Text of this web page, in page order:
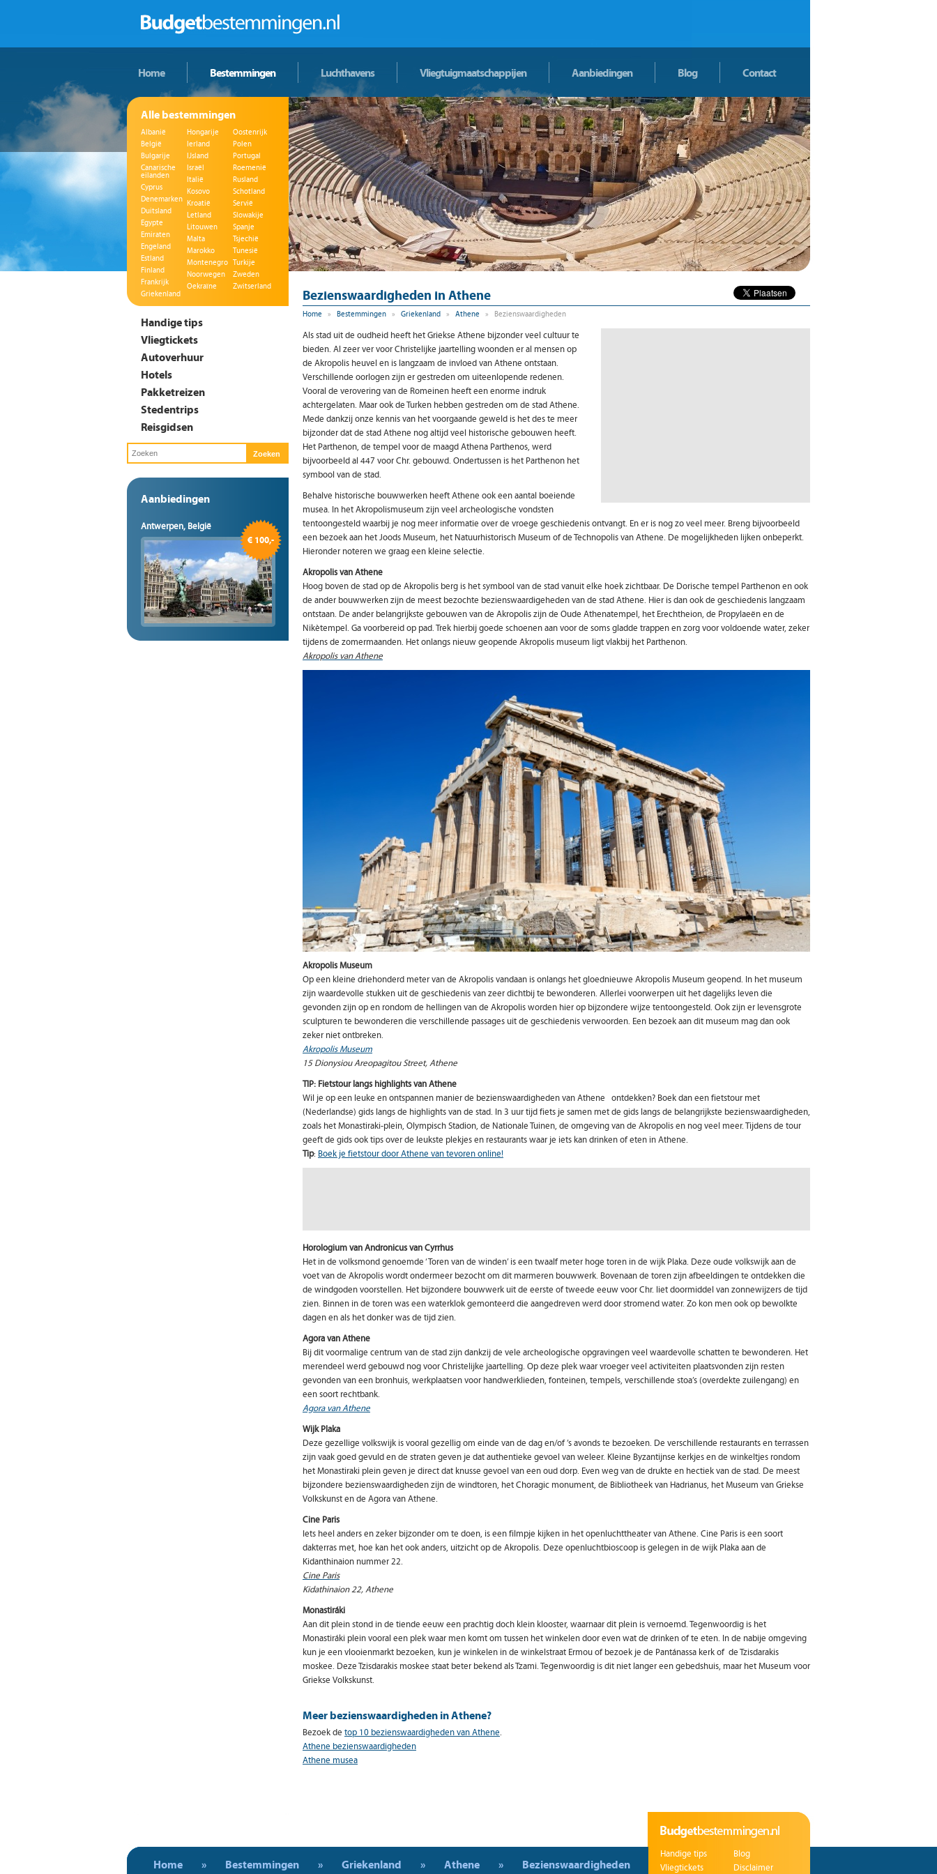
Home Bestemmingen Luchthavens Vliegtuigmaatschappijen Aanbiedingen Blog Contact
Alle bestemmingen
Albanië
België
Bulgarije
Canarische
eilanden
Cyprus
Denemarken
Duitsland
Egypte
Emiraten
Engeland
Estland
Finland
Frankrijk
Griekenland
Hongarije
Ierland
IJsland
Israël
Italië
Kosovo
Kroatië
Letland
Litouwen
Malta
Marokko
Montenegro
Noorwegen
Oekraïne
Oostenrijk
Polen
Portugal
Roemenië
Rusland
Schotland
Servië
Slowakije
Spanje
Tsjechië
Tunesië
Turkije
Zweden
Zwitserland
Handige tips
Vliegtickets
Autoverhuur
Hotels
Pakketreizen
Stedentrips
Reisgidsen
Aanbiedingen
Antwerpen, België
€ 100,-
Bezienswaardigheden in Athene
Home » Bestemmingen » Griekenland » Athene » Bezienswaardigheden
Als stad uit de oudheid heeft het Griekse Athene bijzonder veel cultuur te
bieden. Al zeer ver voor Christelijke jaartelling woonden er al mensen op
de Akropolis heuvel en is langzaam de invloed van Athene ontstaan.
Verschillende oorlogen zijn er gestreden om uiteenlopende redenen.
Vooral de verovering van de Romeinen heeft een enorme indruk
achtergelaten. Maar ook de Turken hebben gestreden om de stad Athene.
Mede dankzij onze kennis van het voorgaande geweld is het des te meer
bijzonder dat de stad Athene nog altijd veel historische gebouwen heeft.
Het Parthenon, de tempel voor de maagd Athena Parthenos, werd
bijvoorbeeld al 447 voor Chr. gebouwd. Ondertussen is het Parthenon het
symbool van de stad.
Behalve historische bouwwerken heeft Athene ook een aantal boeiende
musea. In het Akropolismuseum zijn veel archeologische vondsten
tentoongesteld waarbij je nog meer informatie over de vroege geschiedenis ontvangt. En er is nog zo veel meer. Breng bijvoorbeeld
een bezoek aan het Joods Museum, het Natuurhistorisch Museum of de Technopolis van Athene. De mogelijkheden lijken onbeperkt.
Hieronder noteren we graag een kleine selectie.
Akropolis van Athene
Hoog boven de stad op de Akropolis berg is het symbool van de stad vanuit elke hoek zichtbaar. De Dorische tempel Parthenon en ook
de ander bouwwerken zijn de meest bezochte bezienswaardigeheden van de stad Athene. Hier is dan ook de geschiedenis langzaam
ontstaan. De ander belangrijkste gebouwen van de Akropolis zijn de Oude Athenatempel, het Erechtheion, de Propylaeën en de
Nikètempel. Ga voorbereid op pad. Trek hierbij goede schoenen aan voor de soms gladde trappen en zorg voor voldoende water, zeker
tijdens de zomermaanden. Het onlangs nieuw geopende Akropolis museum ligt vlakbij het Parthenon.
Akropolis van Athene
Akropolis Museum
Op een kleine driehonderd meter van de Akropolis vandaan is onlangs het gloednieuwe Akropolis Museum geopend. In het museum
zijn waardevolle stukken uit de geschiedenis van zeer dichtbij te bewonderen. Allerlei voorwerpen uit het dagelijks leven die
gevonden zijn op en rondom de hellingen van de Akropolis worden hier op bijzondere wijze tentoongesteld. Ook zijn er levensgrote
sculpturen te bewonderen die verschillende passages uit de geschiedenis verwoorden. Een bezoek aan dit museum mag dan ook
zeker niet ontbreken.
Akropolis Museum
15 Dionysiou Areopagitou Street, Athene
TIP: Fietstour langs highlights van Athene
Wil je op een leuke en ontspannen manier de bezienswaardigheden van Athene ontdekken? Boek dan een fietstour met
(Nederlandse) gids langs de highlights van de stad. In 3 uur tijd fiets je samen met de gids langs de belangrijkste bezienswaardigheden,
zoals het Monastiraki-plein, Olympisch Stadion, de Nationale Tuinen, de omgeving van de Akropolis en nog veel meer. Tijdens de tour
geeft de gids ook tips over de leukste plekjes en restaurants waar je iets kan drinken of eten in Athene.
Tip: Boek je fietstour door Athene van tevoren online!
Horologium van Andronicus van Cyrrhus
Het in de volksmond genoemde ‘Toren van de winden’ is een twaalf meter hoge toren in de wijk Plaka. Deze oude volkswijk aan de
voet van de Akropolis wordt ondermeer bezocht om dit marmeren bouwwerk. Bovenaan de toren zijn afbeeldingen te ontdekken die
de windgoden voorstellen. Het bijzondere bouwwerk uit de eerste of tweede eeuw voor Chr. liet doormiddel van zonnewijzers de tijd
zien. Binnen in de toren was een waterklok gemonteerd die aangedreven werd door stromend water. Zo kon men ook op bewolkte
dagen en als het donker was de tijd zien.
Agora van Athene
Bij dit voormalige centrum van de stad zijn dankzij de vele archeologische opgravingen veel waardevolle schatten te bewonderen. Het
merendeel werd gebouwd nog voor Christelijke jaartelling. Op deze plek waar vroeger veel activiteiten plaatsvonden zijn resten
gevonden van een bronhuis, werkplaatsen voor handwerklieden, fonteinen, tempels, verschillende stoa’s (overdekte zuilengang) en
een soort rechtbank.
Agora van Athene
Wijk Plaka
Deze gezellige volkswijk is vooral gezellig om einde van de dag en/of ’s avonds te bezoeken. De verschillende restaurants en terrassen
zijn vaak goed gevuld en de straten geven je dat authentieke gevoel van weleer. Kleine Byzantijnse kerkjes en de winkeltjes rondom
het Monastiraki plein geven je direct dat knusse gevoel van een oud dorp. Even weg van de drukte en hectiek van de stad. De meest
bijzondere bezienswaardigheden zijn de windtoren, het Choragic monument, de Bibliotheek van Hadrianus, het Museum van Griekse
Volkskunst en de Agora van Athene.
Cine Paris
Iets heel anders en zeker bijzonder om te doen, is een filmpje kijken in het openluchttheater van Athene. Cine Paris is een soort
dakterras met, hoe kan het ook anders, uitzicht op de Akropolis. Deze openluchtbioscoop is gelegen in de wijk Plaka aan de
Kidanthinaion nummer 22.
Cine Paris
Kidathinaion 22, Athene
Monastiráki
Aan dit plein stond in de tiende eeuw een prachtig doch klein klooster, waarnaar dit plein is vernoemd. Tegenwoordig is het
Monastiráki plein vooral een plek waar men komt om tussen het winkelen door even wat de drinken of te eten. In de nabije omgeving
kun je een vlooienmarkt bezoeken, kun je winkelen in de winkelstraat Ermou of bezoek je de Pantánassa kerk of de Tzisdarakis
moskee. Deze Tzisdarakis moskee staat beter bekend als Tzami. Tegenwoordig is dit niet langer een gebedshuis, maar het Museum voor
Griekse Volkskunst.
Meer bezienswaardigheden in Athene?
Bezoek de top 10 bezienswaardigheden van Athene.
Athene bezienswaardigheden
Athene musea
Home » Bestemmingen » Griekenland » Athene » Bezienswaardigheden
Handige tips
Vliegtickets
Blog
Disclaimer